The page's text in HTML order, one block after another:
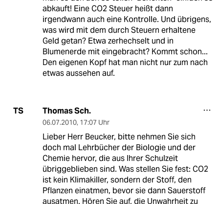
abkauft! Eine CO2 Steuer heißt dann
irgendwann auch eine Kontrolle. Und übrigens,
was wird mit dem durch Steuern erhaltene
Geld getan? Etwa zerhechselt und in
Blumenerde mit eingebracht? Kommt schon...
Den eigenen Kopf hat man nicht nur zum nach
etwas aussehen auf.
TS Thomas Sch.
06.07.2010, 17:07 Uhr
Lieber Herr Beucker, bitte nehmen Sie sich
doch mal Lehrbücher der Biologie und der
Chemie hervor, die aus Ihrer Schulzeit
übriggeblieben sind. Was stellen Sie fest: CO2
ist kein Klimakiller, sondern der Stoff, den
Pflanzen einatmen, bevor sie dann Sauerstoff
ausatmen. Hören Sie auf, die Unwahrheit zu